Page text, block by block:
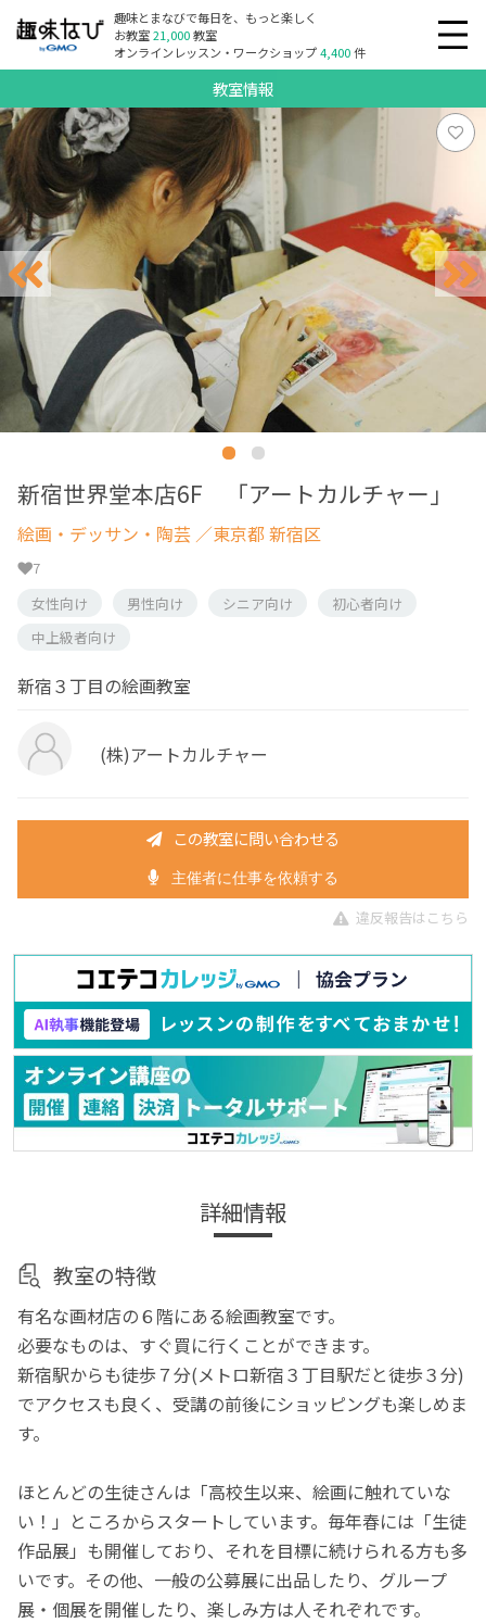
趣味とまなびで毎日を、もっと楽しく
お教室21,000教室
オンラインレッスン・ワークショップ4,400件
教室情報
新宿世界堂本店6F 「アートカルチャー」
絵画・デッサン・陶芸 ／東京都 新宿区
7
女性向け
男性向け シニア向け
初心者向け
中上級者向け
新宿３丁目の絵画教室
(株)アートカルチャー
この教室に問い合わせる
主催者に仕事を依頼する
違反報告はこちら
詳細情報
教室の特徴
有名な画材店の６階にある絵画教室です。
必要なものは、すぐ買に行くことができます。
新宿駅からも徒歩７分(メトロ新宿３丁目駅だと徒歩３分)
でアクセスも良く、受講の前後にショッピングも楽しめま
す。
ほとんどの生徒さんは「高校生以来、絵画に触れていな
い！」ところからスタートしています。毎年春には「生徒
作品展」も開催しており、それを目標に続けられる方も多
いです。その他、一般の公募展に出品したり、グループ
展・個展を開催したり、楽しみ方は人それぞれです。